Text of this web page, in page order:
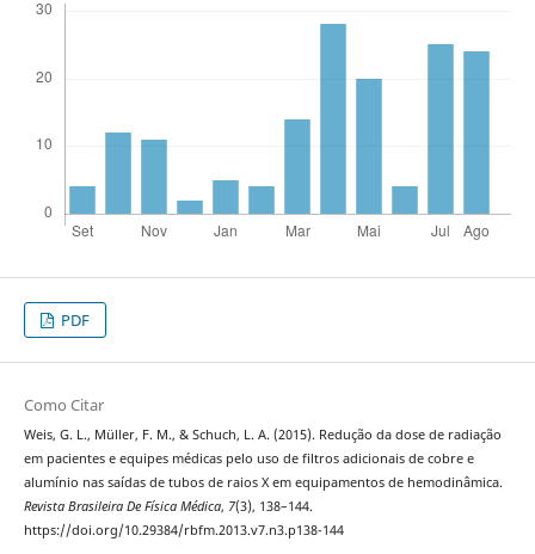
PDF
Como Citar
Weis, G. L., Müller, F. M., & Schuch, L. A. (2015). Redução da dose de radiação
em pacientes e equipes médicas pelo uso de filtros adicionais de cobre e
alumínio nas saídas de tubos de raios X em equipamentos de hemodinâmica.
Revista Brasileira De Física Médica, 7(3), 138–144.
https://doi.org/10.29384/rbfm.2013.v7.n3.p138-144